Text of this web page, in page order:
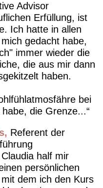
Advisor
Erfüllung, ist
Ich hatte in allen
gedacht habe,
immer wieder die
die aus mir dann
haben.
bei
die Grenze...
Referent der
half mir
persönlichen
dem ich den Kurs